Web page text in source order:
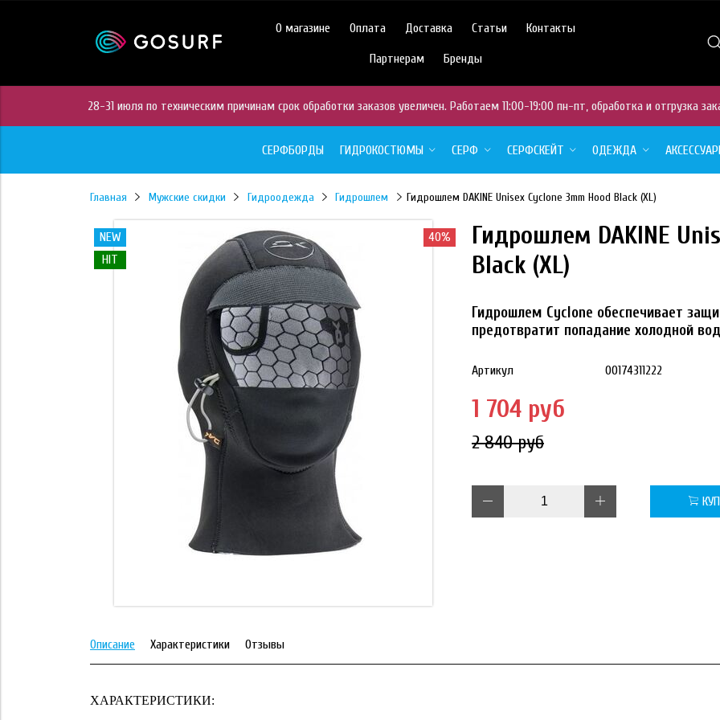
О магазине Оплата Доставка Статьи Контакты
Партнерам Бренды
28-31 июля по техническим причинам срок обработки заказов увеличен. Работаем 11:00-19:00 пн-пт, обработка и отгрузка
СЕРФБОРДЫ ГИДРОКОСТЮМЫ СЕРФ СЕРФСКЕЙТ ОДЕЖДА
Главная Мужские скидки Гидроодежда Гидрошлем Гидрошлем DAKINE Unisex Cyclone 3mm Hood Black (XL)
NEW
HIT
40%
Гидрошлем DAKINE
Black (XL)
Гидрошлем Cyclone обеспечивает
предотвратит попадание холодной
Артикул 00174311222
1 704 руб
2 840 руб
Описание Характеристики Отзывы
ХАРАКТЕРИСТИКИ: